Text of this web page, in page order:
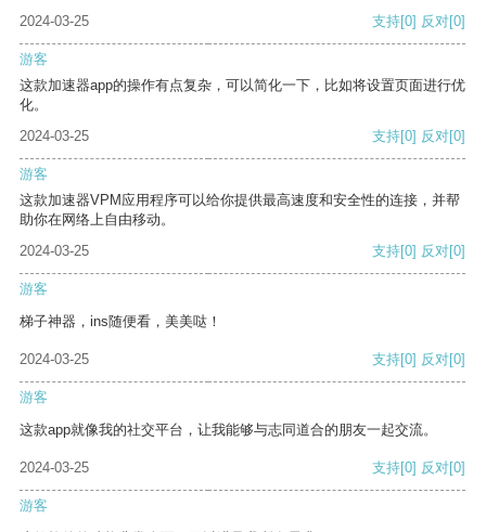
2024-03-25
支持[0] 反对[0]
游客
这款加速器app的操作有点复杂，可以简化一下，比如将设置页面进行优
化。
2024-03-25
支持[0] 反对[0]
游客
这款加速器VPM应用程序可以给你提供最高速度和安全性的连接，并帮
助你在网络上自由移动。
2024-03-25
支持[0] 反对[0]
游客
梯子神器，ins随便看，美美哒！
2024-03-25 支持[0] 反对[0]
游客
这款app就像我的社交平台，让我能够与志同道合的朋友一起交流。
2024-03-25 支持[0] 反对[0]
游客